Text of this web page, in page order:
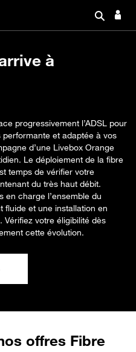
à
progressivement l’ADSL pour
et adaptée à vos
d’une Livebox Orange
Le déploiement de la fibre
temps de vérifier votre
du très haut débit.
en charge l’ensemble du
fluide et une installation en
Vérifiez votre éligibilité dès
cette évolution.
offres Fibre